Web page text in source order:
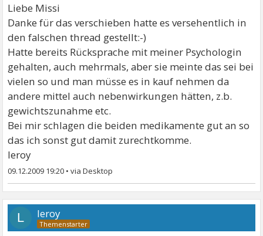
Liebe Missi
Danke für das verschieben hatte es versehentlich in
den falschen thread gestellt:-)
Hatte bereits Rücksprache mit meiner Psychologin
gehalten, auch mehrmals, aber sie meinte das sei bei
vielen so und man müsse es in kauf nehmen da
andere mittel auch nebenwirkungen hätten, z.b.
gewichtszunahme etc.
Bei mir schlagen die beiden medikamente gut an so
das ich sonst gut damit zurechtkomme.
leroy
09.12.2009 19:20 •
L leroy